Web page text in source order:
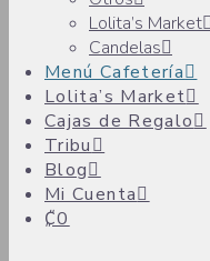
Lolita’s Market
Candelas
Menú Cafetería
Lolita’s Market
Cajas de Regalo
Tribu
Blog
Mi Cuenta
₡0